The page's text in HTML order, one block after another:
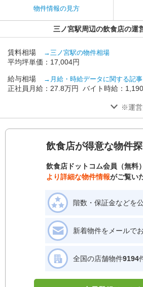
物件情報の見方
三ノ宮駅周辺の飲食店の運
賃料相場 →三ノ宮駅の物件相場
平均坪単価：17,004円
給与相場 →月給・時給データに関する記
正社員月給：27.8万円 バイト時給：
※運営
飲食店が得意な物件
飲食店ドットコム会員（無料
より詳細な物件情報がご覧い
階数・保証金などを公
新着物件をメールで
全国の店舗物件9194